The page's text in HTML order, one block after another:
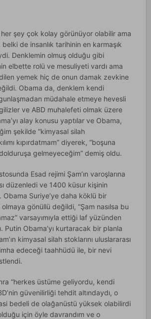
şey çok kolay görünüyor olabilir ama
de insanlık tarihinin en karmaşık
Denklemin olmuş olduğu gibi
elbette rolü ve mesuliyeti vardı ama
yemek hiç de onun damak zevkine
Obama da, denklem kendi
müdahale etmeye hevesli
ve ABD muhalefeti olmak üzere
alay konusu yaptılar ve Obama,
şekilde “kimyasal silah
kıpırdatmam” diyerek, “boşuna
gelmeyeceğim” demiş oldu.
Esad rejimi Şam’ın varoşlarına
düzenledi ve 1400 küsur kişinin
Obama Suriye’ye daha köklü bir
gönüllü değildi, “Şam nasılsa bu
varsayımıyla ettiği laf yüzünden
Putin Obama’yı kurtaracak bir planla
kimyasal silah stoklarını uluslararası
edeceği taahhüdü ile, bir nevi
“herkes üstüme geliyordu, kendi
güvenilirliği tehdit altındaydı, o
bedeli de olağanüstü yüksek olabilirdi
için öyle davrandım ve o